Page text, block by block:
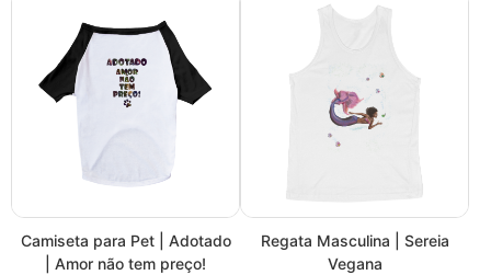
Camiseta para Pet | Adotado
| Amor não tem preço!
Regata Masculina | Sereia
Vegana